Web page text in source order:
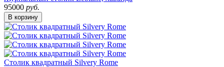
95000 руб.
В корзину
Столик квадратный Silvery Rome